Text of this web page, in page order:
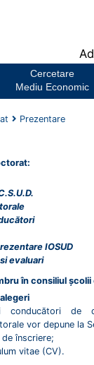
Cercetare
Mediu Economic
Prezentare
IOSUD
evaluari
în consiliul
conducători
vor depune la
înscriere;
vitae (CV).